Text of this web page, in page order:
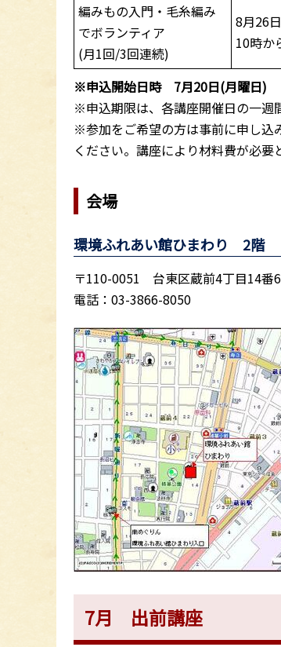
編みもの入門・毛糸編み
でボランティア
(月1回/3回連続)
8月26
10時か
※申込開始日時 7月20日(月曜日)
※申込期限は、各講座開催日の一週
※参加をご希望の方は事前に申し込
ください。講座により材料費が必要
会場
環境ふれあい館ひまわり 2階
〒110-0051 台東区蔵前4丁目14番
電話：03-3866-8050
7月 出前講座